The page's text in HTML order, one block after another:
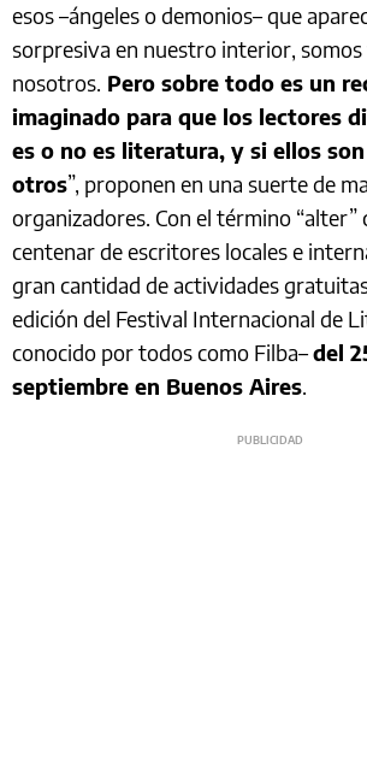
esos –ángeles o demonios– que
sorpresiva en nuestro interior,
nosotros. Pero sobre todo es un
imaginado para que los lectores
es o no es literatura, y si ellos
otros”, proponen en una suerte de
organizadores. Con el término “alter”
centenar de escritores locales e
gran cantidad de actividades
edición del Festival Internacional de
conocido por todos como Filba–del
septiembre en Buenos Aires.